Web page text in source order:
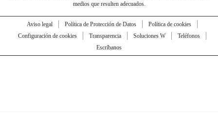
medios que resulten adecuados.
Aviso legal Política de Protección de Datos
Política de cookies
Configuración de cookies
Transparencia Soluciones W
Teléfonos
Escríbanos